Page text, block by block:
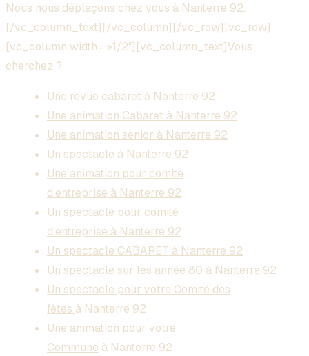
Nous nous déplaçons chez vous à Nanterre 92.
[/vc_column_text][/vc_column][/vc_row][vc_row]
[vc_column width= »1/2″][vc_column_text]Vous
cherchez ?
Une revue cabaret à Nanterre 92
Une animation Cabaret à Nanterre 92
Une animation senior à Nanterre 92
Un spectacle à Nanterre 92
Une animation pour comité
d’entreprise à Nanterre 92
Un spectacle pour comité
d’entreprise à Nanterre 92
Un spectacle CABARET à Nanterre 92
Un spectacle sur les année 80 à Nanterre 92
Un spectacle pour votre Comité des
fêtes à Nanterre 92
Une animation pour votre
Commune à Nanterre 92